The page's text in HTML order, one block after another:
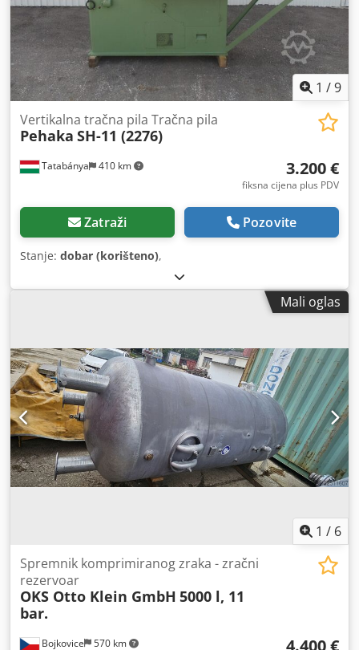
1 /9
Tatabánya 410 km
Vertikalna tračna pila Tračna pila
Pehaka SH-11 (2276)
3.200 €
fiksna cijena plus PDV
Zatraži Pozovite
Stanje: dobar (korišteno),
Mali oglas
1 / 6
Bojkovice 570 km
Spremnik komprimiranog zraka - zračni
rezervoar
OKS Otto Klein GmbH 5000 l, 11
bar.
4.400 €